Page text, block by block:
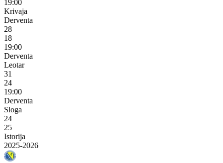
19:00
Krivaja
Derventa
28
18
19:00
Derventa
Leotar
31
24
19:00
Derventa
Sloga
24
25
Istorija
2025-2026